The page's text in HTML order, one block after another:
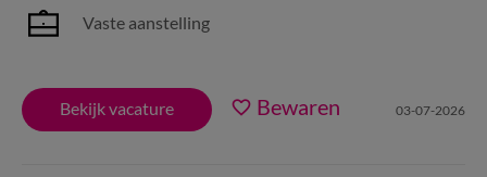
Vaste aanstelling
Bekijk vacature Bewaren 03-07-2026